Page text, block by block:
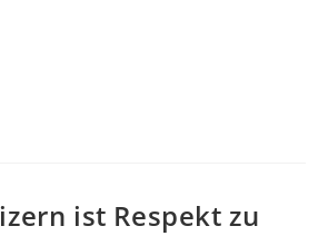
ist Respekt zu